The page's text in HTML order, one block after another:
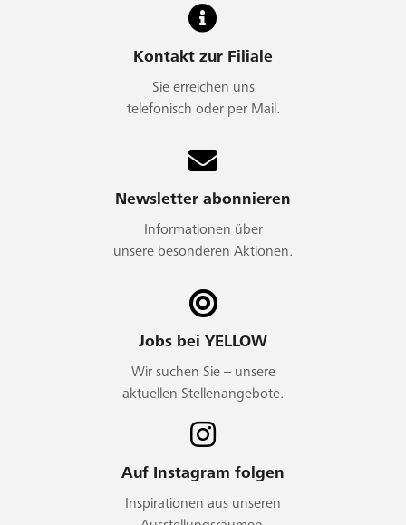
Kontakt zur Filiale
Sie erreichen uns
telefonisch oder per Mail.
Newsletter abonnieren
Informationen über
unsere besonderen Aktionen.
Jobs bei YELLOW
Wir suchen Sie – unsere
aktuellen Stellenangebote.
Auf Instagram folgen
Inspirationen aus unseren